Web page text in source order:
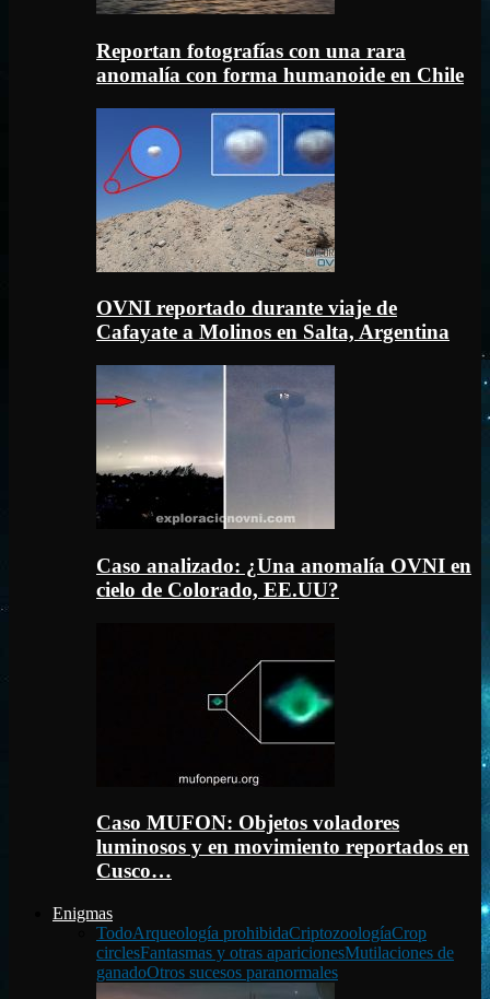
Reportan fotografías con una rara
anomalía con forma humanoide en Chile
OVNI reportado durante viaje de
Cafayate a Molinos en Salta, Argentina
Caso analizado: ¿Una anomalía OVNI en
cielo de Colorado, EE.UU?
Caso MUFON: Objetos voladores
luminosos y en movimiento reportados en
Cusco…
Enigmas
TodoArqueología prohibidaCriptozoologíaCrop
circlesFantasmas y otras aparicionesMutilaciones de
ganadoOtros sucesos paranormales